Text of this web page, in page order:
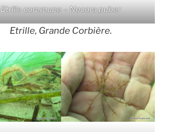
Etrille commune – Necora puber
Etrille, Grande Corbière.